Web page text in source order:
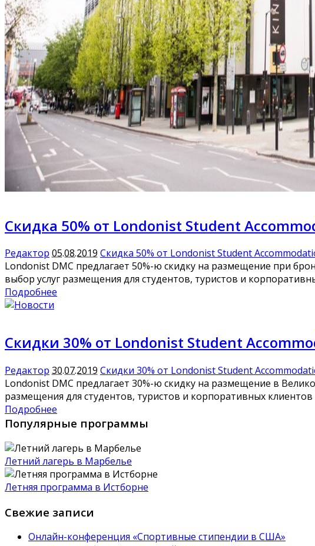
Скидка 50% от Londonist Student
Редактор 05.08.2019 Скидка 50% от Londonist Student
Londonist DMC предлагает 50%-ю скидку на размещение при
выбор услуг размещения для студентов, туристов и
Подробнее
Скидки 30% от Londonist Student
Редактор 30.07.2019 Скидки 30% от Londonist Student
Londonist DMC предлагает 30%-ю скидку на размещение в
размещения для студентов, туристов и корпоративных
Подробнее
Популярные программы
Летний лагерь в Марбелье
Летняя программа в Истборне
Свежие записи
Онлайн-конференция «Спортивные стипендии в США»